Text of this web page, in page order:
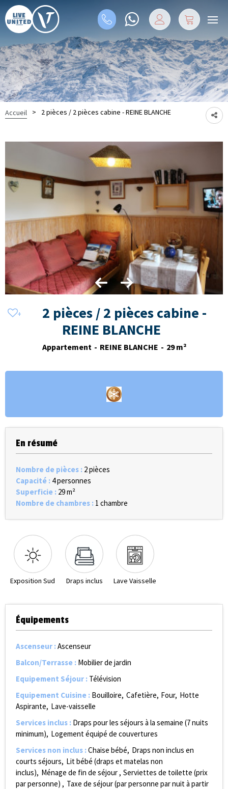
Accueil > 2 pièces / 2 pièces cabine - REINE BLANCHE
2 pièces / 2 pièces cabine -
REINE BLANCHE
Appartement REINE BLANCHE 29 m²
En résumé
Nombre de pièces : 2 pièces
Capacité : 4 personnes
Superficie : 29m²
Nombre de chambres : 1 chambre
Exposition Sud Draps inclus Lave Vaisselle
Équipements
Ascenseur :Ascenseur
Balcon/Terrasse : Mobilier de jardin
Equipement Séjour : Télévision
Equipement Cuisine : Bouilloire Cafetière Four Hotte
Aspirante Lave-vaisselle
Services inclus : Draps pour les séjours à la semaine (7 nuits
minimum) Logement équipé de couvertures
Services non inclus :Chaise bébé Draps non inclus en
courts séjours Lit bébé (draps et matelas non
inclus) Ménage de fin de séjour
Serviettes de toilette (prix
par personne)
Taxe de séjour (par personne par nuit à partir